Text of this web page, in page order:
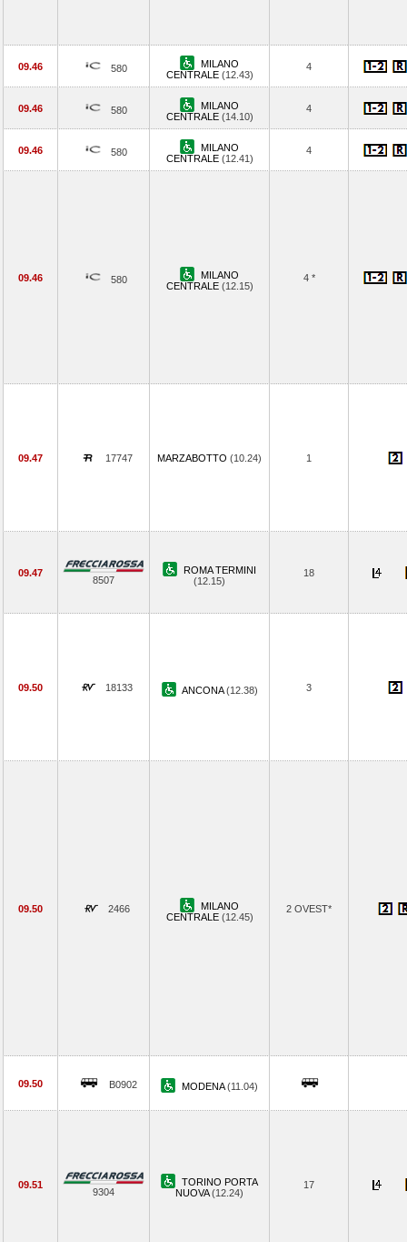
09.46 580
MILANO
CENTRALE (12.43)
4
09.46 580
MILANO
CENTRALE (14.10)
4
09.46 580
MILANO
CENTRALE (12.41)
4
09.46 580
MILANO
CENTRALE (12.15)
4 *
09.47 17747 MARZABOTTO (10.24) 1
09.47
8507
ROMA TERMINI
(12.15)
18
09.50 18133 ANCONA(12.38) 3
09.50 2466
MILANO
CENTRALE (12.45)
2 OVEST*
09.50 B0902 MODENA(11.04)
09.51
9304
TORINO PORTA
NUOVA(12.24)
17